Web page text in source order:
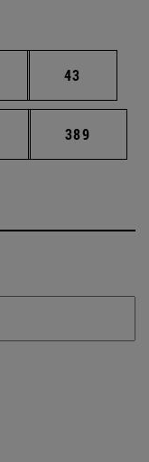
Páginas intermedias
Página
43
Páginas intermedias
Página
389